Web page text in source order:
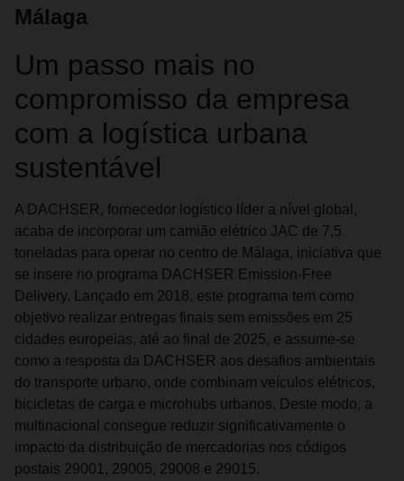
Málaga
Um passo mais no
compromisso da empresa
com a logística urbana
sustentável
A DACHSER, fornecedor logístico líder a nível global,
acaba de incorporar um camião elétrico JAC de 7,5
toneladas para operar no centro de Málaga, iniciativa que
se insere no programa DACHSER Emission-Free
Delivery. Lançado em 2018, este programa tem como
objetivo realizar entregas finais sem emissões em 25
cidades europeias, até ao final de 2025, e assume-se
como a resposta da DACHSER aos desafios ambientais
do transporte urbano, onde combinam veículos elétricos,
bicicletas de carga e microhubs urbanos. Deste modo, a
multinacional consegue reduzir significativamente o
impacto da distribuição de mercadorias nos códigos
postais 29001, 29005, 29008 e 29015.